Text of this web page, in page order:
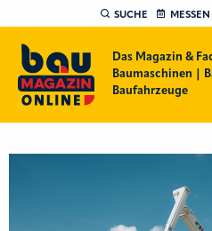
SUCHE MESSEN
Das Magazin &
Baumaschinen |
Baufahrzeuge